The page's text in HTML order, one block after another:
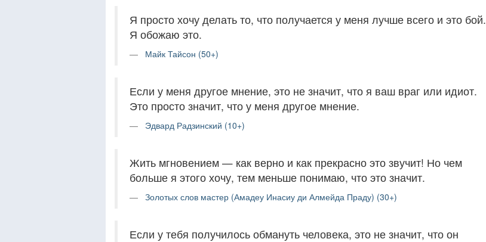
Я просто хочу делать то, что получается у меня лучше всего и это бой.
Я обожаю это.
Майк Тайсон (50+)
Если у меня другое мнение, это не значит, что я ваш враг или идиот.
Это просто значит, что у меня другое мнение.
Эдвард Радзинский (10+)
Жить мгновением — как верно и как прекрасно это звучит! Но чем
больше я этого хочу, тем меньше понимаю, что это значит.
Золотых слов мастер (Амадеу Инасиу ди Алмейда Праду) (30+)
Если у тебя получилось обмануть человека, это не значит, что он